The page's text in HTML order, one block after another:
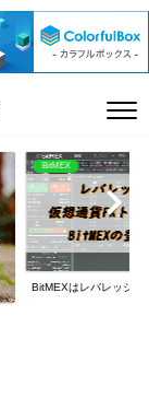
BitMEX
BitMEXはレバレッジ